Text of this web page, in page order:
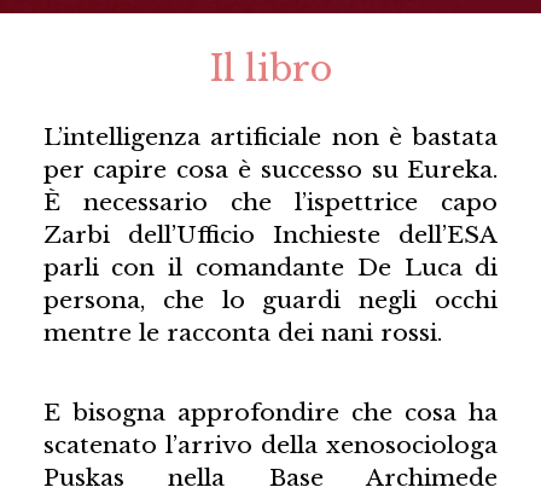
Il libro
L’intelligenza artificiale non è bastata
per capire cosa è successo su Eureka.
È necessario che l’ispettrice capo
Zarbi dell’Ufficio Inchieste dell’ESA
parli con il comandante De Luca di
persona, che lo guardi negli occhi
mentre le racconta dei nani rossi.
E bisogna approfondire che cosa ha
scatenato l’arrivo della xenosociologa
Puskas nella Base Archimede